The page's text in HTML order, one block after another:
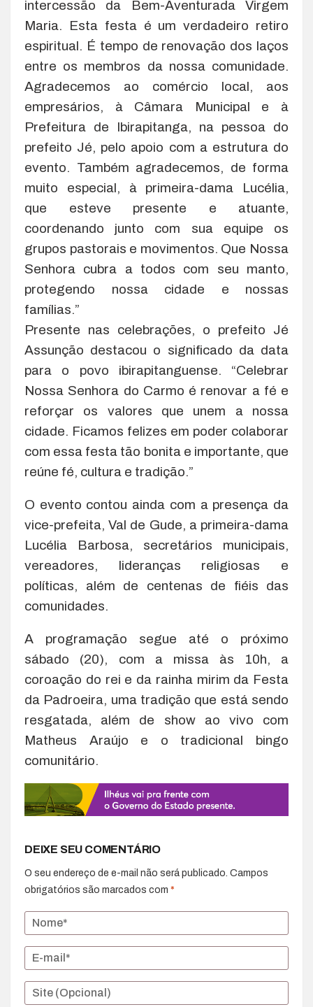
intercessão da Bem-Aventurada Virgem
Maria. Esta festa é um verdadeiro retiro
espiritual. É tempo de renovação dos laços
entre os membros da nossa comunidade.
Agradecemos ao comércio local, aos
empresários, à Câmara Municipal e à
Prefeitura de Ibirapitanga, na pessoa do
prefeito Jé, pelo apoio com a estrutura do
evento. Também agradecemos, de forma
muito especial, à primeira-dama Lucélia,
que esteve presente e atuante,
coordenando junto com sua equipe os
grupos pastorais e movimentos. Que Nossa
Senhora cubra a todos com seu manto,
protegendo nossa cidade e nossas
famílias.”
Presente nas celebrações, o prefeito Jé
Assunção destacou o significado da data
para o povo ibirapitanguense. “Celebrar
Nossa Senhora do Carmo é renovar a fé e
reforçar os valores que unem a nossa
cidade. Ficamos felizes em poder colaborar
com essa festa tão bonita e importante, que
reúne fé, cultura e tradição.”
O evento contou ainda com a presença da
vice-prefeita, Val de Gude, a primeira-dama
Lucélia Barbosa, secretários municipais,
vereadores, lideranças religiosas e
políticas, além de centenas de fiéis das
comunidades.
A programação segue até o próximo
sábado (20), com a missa às 10h, a
coroação do rei e da rainha mirim da Festa
da Padroeira, uma tradição que está sendo
resgatada, além de show ao vivo com
Matheus Araújo e o tradicional bingo
comunitário.
DEIXE SEU COMENTÁRIO
O seu endereço de e-mail não será publicado. Campos
obrigatórios são marcados com *